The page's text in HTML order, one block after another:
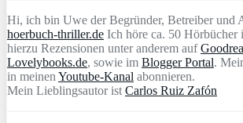
Hi, ich bin Uwe der Begründer, Betreiber und
hoerbuch-thriller.de Ich höre ca. 50 Hörbücher
hierzu Rezensionen unter anderem auf
Lovelybooks.de, sowie im Blogger Portal.
in meinen Youtube-Kanal abonnieren.
Mein Lieblingsautor ist Carlos Ruiz Zafón